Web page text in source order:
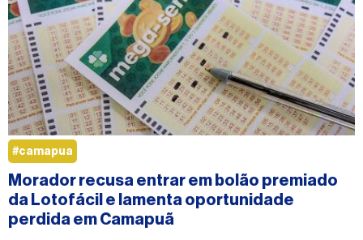
Morador recusa entrar em bolão premiado
da Lotofácil e lamenta oportunidade
perdida em Camapuã
#camapua